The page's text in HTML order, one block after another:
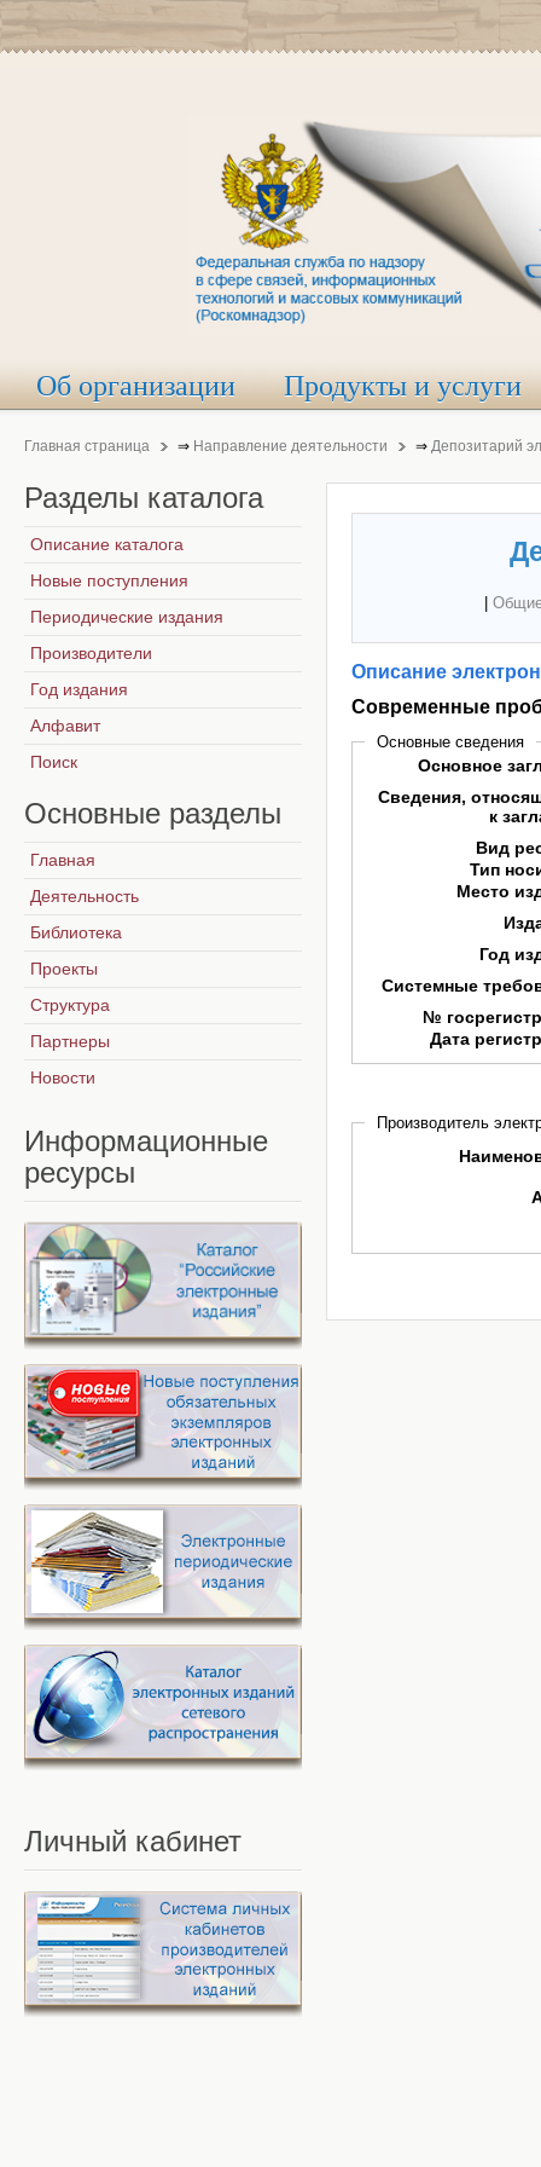
Об организации Продукты и услуги
Главная страница ⇒ Направление деятельности ⇒ Депозитарий
Описание
Современные
Основные сведения
Основное
Сведения,
к
Вид
Тип
Место
Год
Системные
№
Дата
Производитель
Разделы каталога
Описание каталога
Новые поступления
Периодические издания
Производители
Год издания
Алфавит
Поиск
Основные разделы
Главная
Деятельность
Библиотека
Проекты
Структура
Партнеры
Новости
Информационные
ресурсы
Личный кабинет